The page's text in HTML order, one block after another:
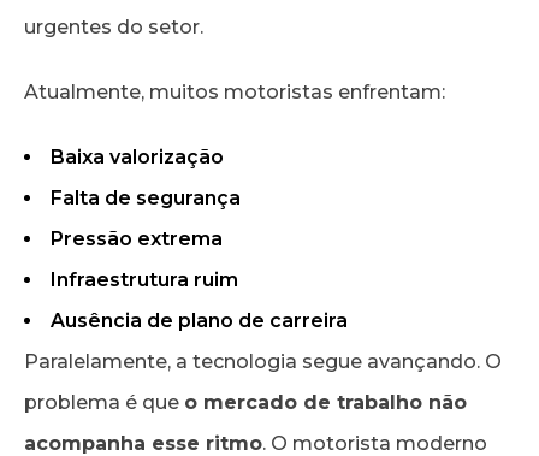
urgentes do setor.
Atualmente, muitos motoristas enfrentam:
Baixa valorização
Falta de segurança
Pressão extrema
Infraestrutura ruim
Ausência de plano de carreira
Paralelamente, a tecnologia segue avançando. O
problema é que o mercado de trabalho não
acompanha esse ritmo. O motorista moderno